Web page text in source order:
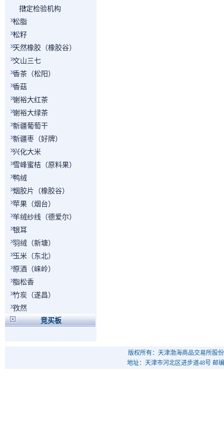
指定检验机构
松脂
松籽
天然橡胶（橡胶谷）
文山三七
香茶（松阳）
香菇
谢裕大红茶
谢裕大绿茶
新疆葡萄干
新疆枣（好牌）
兴化大米
雪峰蜜桔（原料果）
鸭绒
烟胶片（橡胶谷）
苹果（烟台）
羊绒纱线（德爱尔）
银耳
羽绒（新塘）
玉米（东北）
原酒（崃岭）
脂松香
竹炭（遂昌）
孜然
竞买板
版权所有：天津渤海商品交易所股
地址：天津市河北区进步道48号 邮